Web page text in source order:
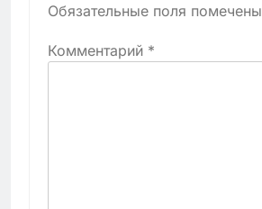
Обязательные поля помечены
Комментарий *